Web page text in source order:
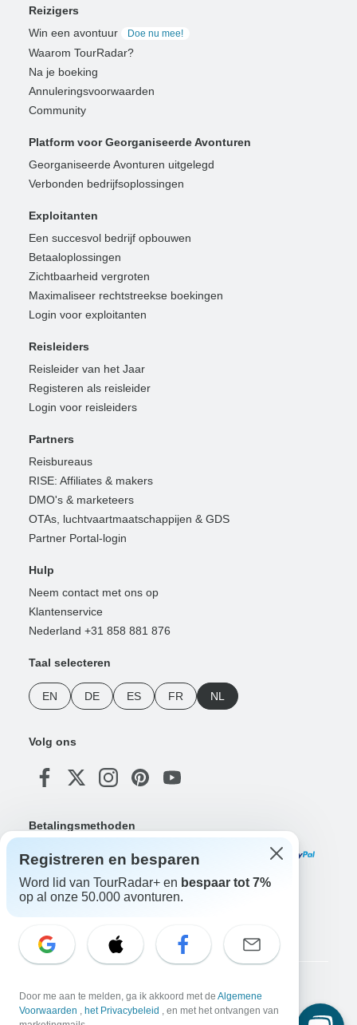
Reizigers
Win een avontuur
Doe nu mee!
Waarom TourRadar?
Na je boeking
Annuleringsvoorwaarden
Community
Platform voor Georganiseerde Avonturen
Georganiseerde Avonturen uitgelegd
Verbonden bedrijfsoplossingen
Exploitanten
Een succesvol bedrijf opbouwen
Betaaloplossingen
Zichtbaarheid vergroten
Maximaliseer rechtstreekse boekingen
Login voor exploitanten
Reisleiders
Reisleider van het Jaar
Registeren als reisleider
Login voor reisleiders
Partners
Reisbureaus
RISE: Affiliates & makers
DMO's & marketeers
OTAs, luchtvaartmaatschappijen & GDS
Partner Portal-login
Hulp
Neem contact met ons op
Klantenservice
Nederland +31 858 881 876
Taal selecteren
EN DE ES FR NL
Volg ons
Betalingsmethoden
Juridische kennisgeving
Privacybeleid
Cookies
Registreren en besparen
Word lid van TourRadar+ en bespaar tot 7%
op al onze 50.000 avonturen.
Door me aan te melden, ga ik akkoord met de Algemene
Voorwaarden , het Privacybeleid , en met het ontvangen van